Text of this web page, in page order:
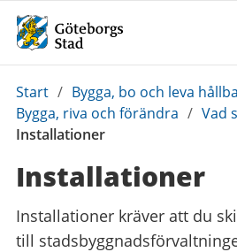
Du
är
här:
Start / Bygga, bo och leva
Bygga, riva och förändra / Vad
Installationer
Installationer
Installationer kräver att du
till